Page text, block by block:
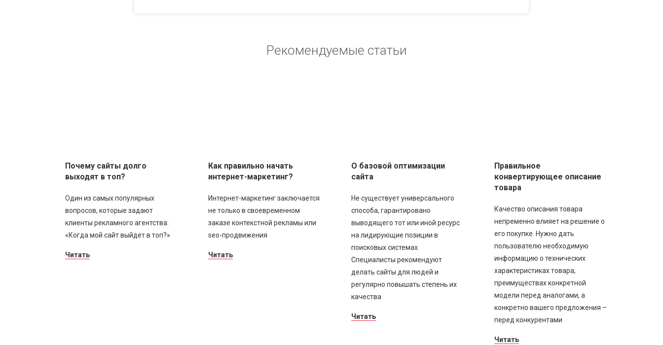
Рекомендуемые статьи
Почему сайты долго
выходят в топ?
Один из самых популярных
вопросов, которые задают
клиенты рекламного агентства:
«Когда мой сайт выйдет в топ?»
Читать
Как правильно начать
интернет-маркетинг?
Интернет-маркетинг заключается
не только в своевременном
заказе контекстной рекламы или
seo-продвижения
Читать
О базовой оптимизации
сайта
Не существует универсального
способа, гарантировано
выводящего тот или иной ресурс
на лидирующие позиции в
поисковых системах.
Специалисты рекомендуют
делать сайты для людей и
регулярно повышать степень их
качества
Читать
Правильное
конвертирующее описание
товара
Качество описания товара
непременно влияет на решение о
его покупке. Нужно дать
пользователю необходимую
информацию о технических
характеристиках товара,
преимуществах конкретной
модели перед аналогами, а
конкретно вашего предложения –
перед конкурентами
Читать